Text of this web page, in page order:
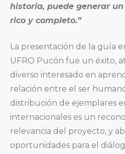
historia, puede generar
rico y completo.”
La presentación de la guía
UFRO Pucón fue un éxito,
diverso interesado en
relación entre el ser
distribución de ejemplares
internacionales es un
relevancia del proyecto, y
oportunidades para el